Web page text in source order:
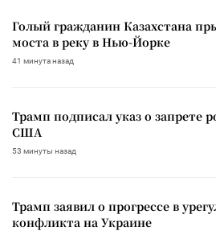
Голый гражданин Казахстана
моста в реку в Нью-Йорке
41 минута назад
Трамп подписал указ о запрете
США
53 минуты назад
Трамп заявил о прогрессе в
конфликта на Украине